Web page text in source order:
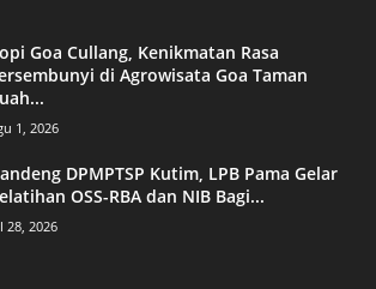
Goa Cullang, Kenikmatan Rasa
di Agrowisata Goa Taman
1, 2026
DPMPTSP Kutim, LPB Pama Gelar
OSS-RBA dan NIB Bagi...
28, 2026